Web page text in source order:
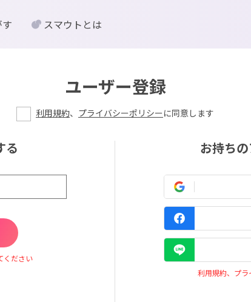
ユーザー登録
利用規約、 プライバシーポリシーに同意します
る
ください
お持ち
利用規約、プ
スマウトとは